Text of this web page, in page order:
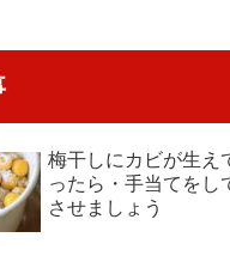
梅干しにカビが生え
ったら・手当てをし
させましょう